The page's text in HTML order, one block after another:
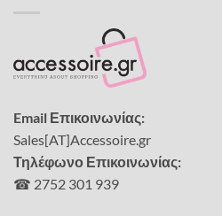
Email Επικοινωνίας:
Sales[AT]Accessoire.gr
Τηλέφωνο Επικοινωνίας:
☎ 2752 301 939